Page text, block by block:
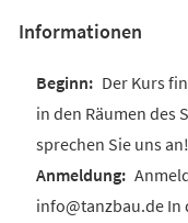
Informationen
Der Kurs
in den Räumen des
sprechen Sie uns
info@tanzbau.de In